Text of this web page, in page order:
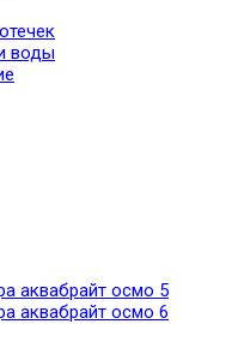
воды
аквабрайт осмо 5
аквабрайт осмо 6